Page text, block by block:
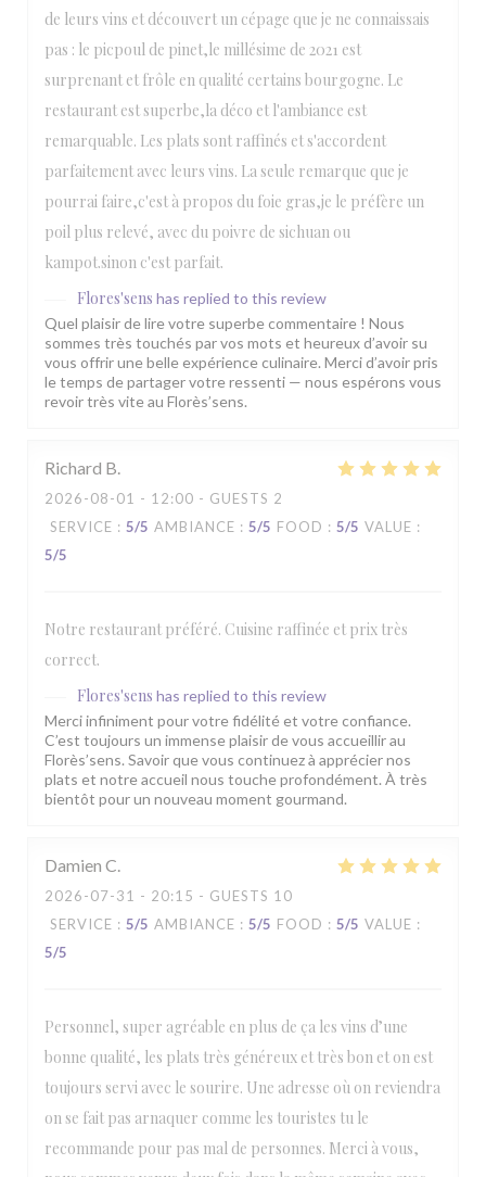
de leurs vins et découvert un cépage que je ne connaissais
pas : le picpoul de pinet,le millésime de 2021 est
surprenant et frôle en qualité certains bourgogne. Le
restaurant est superbe,la déco et l'ambiance est
remarquable. Les plats sont raffinés et s'accordent
parfaitement avec leurs vins. La seule remarque que je
pourrai faire,c'est à propos du foie gras,je le préfère un
poil plus relevé, avec du poivre de sichuan ou
kampot.sinon c'est parfait.
Flores'sens has replied to this review
Quel plaisir de lire votre superbe commentaire ! Nous
sommes très touchés par vos mots et heureux d’avoir su
vous offrir une belle expérience culinaire. Merci d’avoir pris
le temps de partager votre ressenti — nous espérons vous
revoir très vite au Florès’sens.
Richard B
2026-08-01 - 12:00 - GUESTS 2
SERVICE : 5/5 AMBIANCE : 5/5 FOOD : 5/5 VALUE :
5/5
Notre restaurant préféré. Cuisine raffinée et prix très
correct.
Flores'sens has replied to this review
Merci infiniment pour votre fidélité et votre confiance.
C’est toujours un immense plaisir de vous accueillir au
Florès’sens. Savoir que vous continuez à apprécier nos
plats et notre accueil nous touche profondément. À très
bientôt pour un nouveau moment gourmand.
Damien C
2026-07-31 - 20:15 - GUESTS 10
SERVICE : 5/5 AMBIANCE : 5/5 FOOD : 5/5 VALUE :
5/5
Personnel, super agréable en plus de ça les vins d’une
bonne qualité, les plats très généreux et très bon et on est
toujours servi avec le sourire. Une adresse où on reviendra
on se fait pas arnaquer comme les touristes tu le
recommande pour pas mal de personnes. Merci à vous,